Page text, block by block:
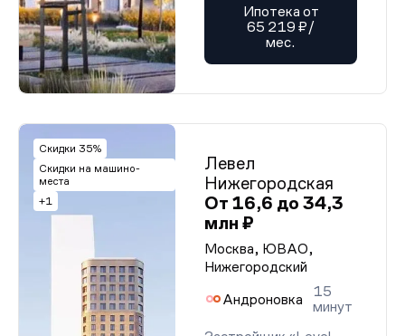
Ипотека от
65 219 ₽/
мес.
Скидки 35%
Скидки на машино-
места
+1
Левел
Нижегородская
От 16,6 до 34,3
млн ₽
Москва, ЮВАО,
Нижегородский
Андроновка
15
минут